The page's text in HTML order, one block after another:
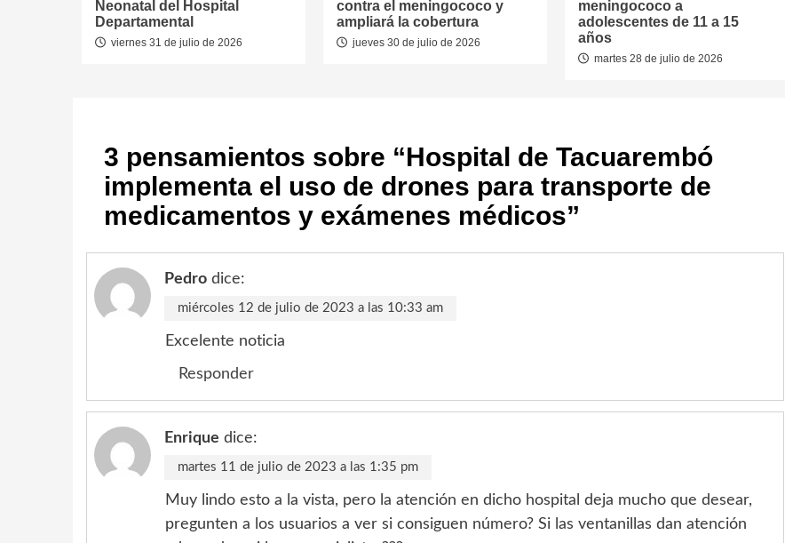
Neonatal del Hospital
Departamental
viernes 31 de julio de 2026
contra el meningococo y
ampliará la cobertura
jueves 30 de julio de 2026
meningococo a
adolescentes de 11 a 15
años
martes 28 de julio de 2026
3 pensamientos sobre “Hospital de Tacuarembó
implementa el uso de drones para transporte de
medicamentos y exámenes médicos”
Pedro dice:
miércoles 12 de julio de 2023 a las 10:33 am
Excelente noticia
Responder
Enrique dice:
martes 11 de julio de 2023 a las 1:35 pm
Muy lindo esto a la vista, pero la atención en dicho hospital deja mucho que desear,
pregunten a los usuarios a ver si consiguen número? Si las ventanillas dan atención